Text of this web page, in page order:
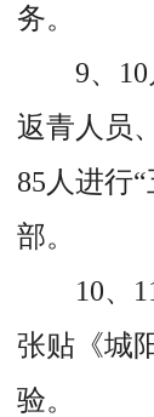
务。
9、
返青人员
85人进行
部。
10、
张贴《城
验。